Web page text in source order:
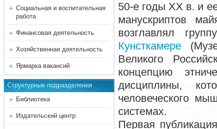
Социальная и воспитательная
работа
Финансовая деятельность
Хозяйственная деятельность
Ярмарка вакансий
Структурные подразделения
Библиотека
Издательский центр
50-е годы XX в. и
манускриптов
возглавлял
Кунсткамере
Великого
концепцию
дисциплины,
человеческого
системах.
Первая